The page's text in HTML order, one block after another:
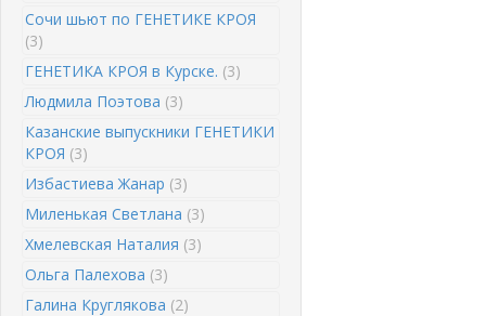
Сочи шьют по ГЕНЕТИКЕ КРОЯ
(3)
ГЕНЕТИКА КРОЯ в Курске. (3)
Людмила Поэтова (3)
Казанские выпускники ГЕНЕТИКИ
КРОЯ (3)
Избастиева Жанар (3)
Миленькая Светлана (3)
Хмелевская Наталия (3)
Ольга Палехова (3)
Галина Круглякова (2)